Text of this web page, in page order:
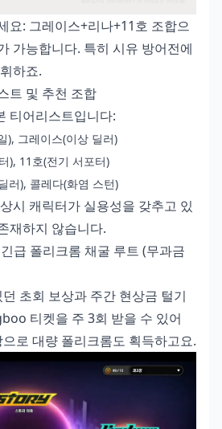
요: 그레이스+리나+11호 조합으
가능합니다. 특히 시유 방어전에
하죠.
트 및 추천 조합
티어리스트입니다:
), 그레이스(이상 딜러)
), 11호(전기 서포터)
러), 콜레다(화염 스턴)
시 캐릭터가 실용성을 갖추고 있
재하지 않습니다.
급 폴리크롬 채굴 루트 (무과금
초회 보상과 주간 현상금 털기
티켓을 주 3회 받을 수 있어
로 대량 폴리크롬도 획득하고요.